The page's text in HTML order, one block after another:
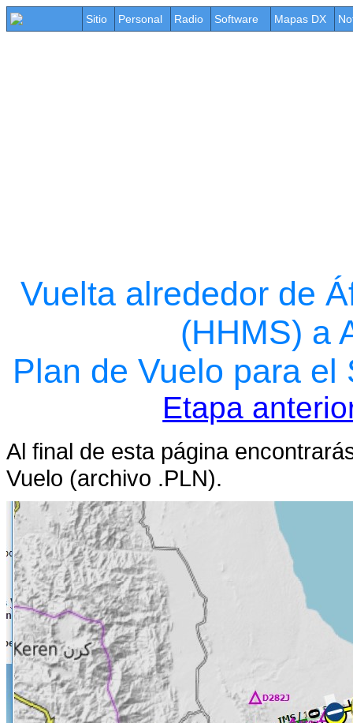
Sitio Personal Radio Software Mapas DX
Vuelta alrededor de
(HHMS) a
Plan de Vuelo para
Etapa
Al final de esta página
Vuelo (archivo .PLN).